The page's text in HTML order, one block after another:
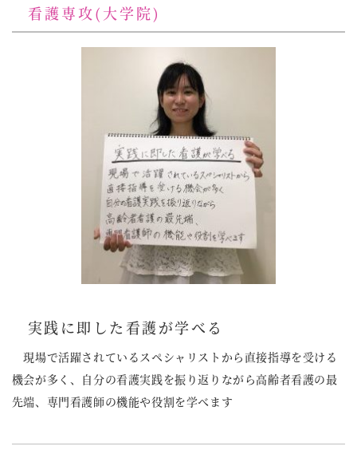
看護専攻(大学院)
実践に即した看護が学べる
現場で活躍されているスペシャリストから直接指導を受ける
機会が多く、自分の看護実践を振り返りながら高齢者看護の最
先端、専門看護師の機能や役割を学べます